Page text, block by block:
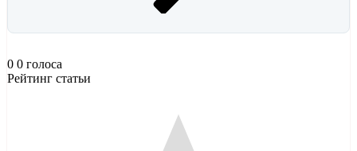
0 0 голоса
Рейтинг статьи